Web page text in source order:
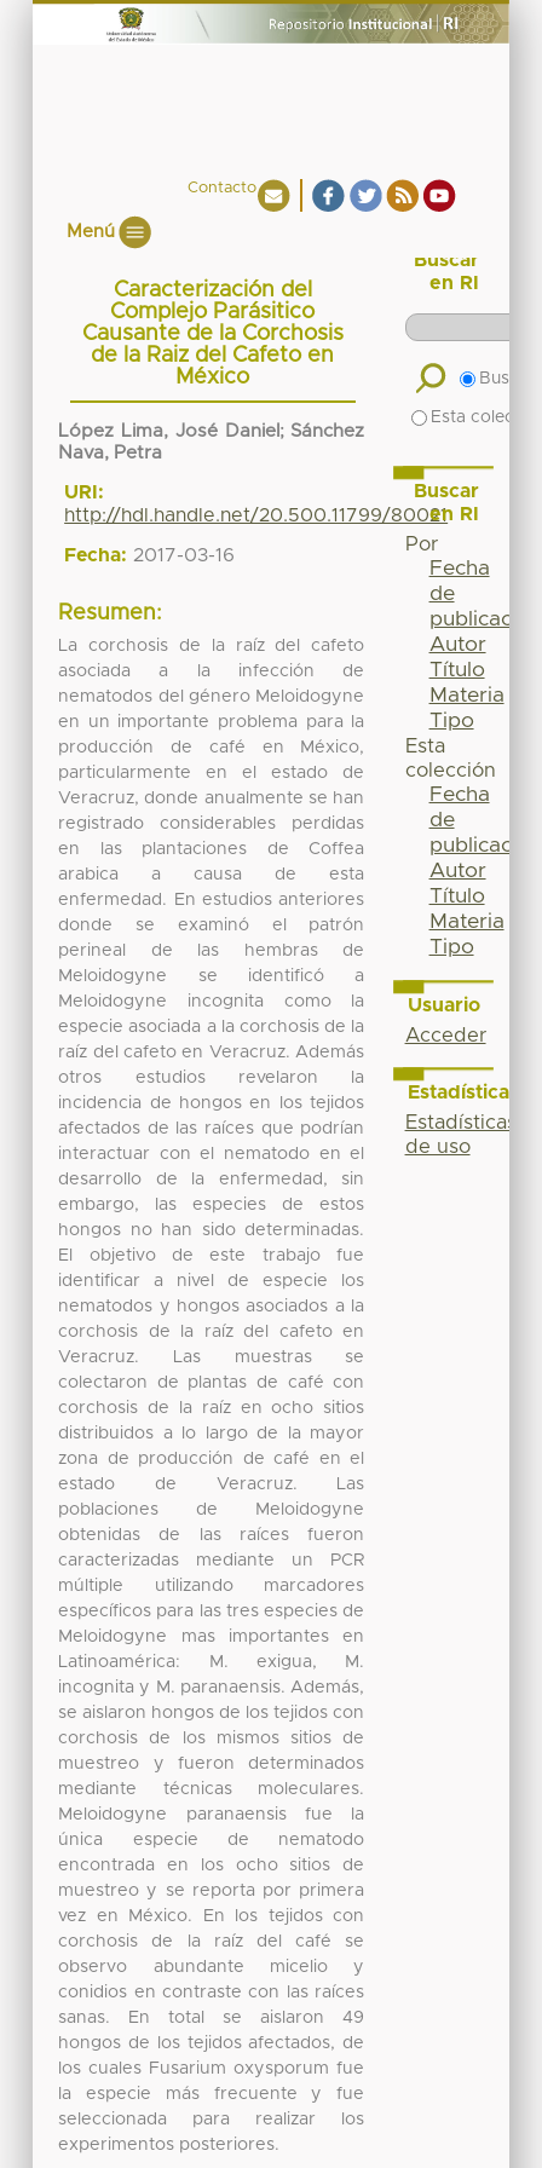
Contacto
Menú
Caracterización del
Complejo Parásitico
Causante de la Corchosis
de la Raiz del Cafeto en
México
López Lima, José Daniel ; Sánchez
Nava, Petra
URI:
http://hdl.handle.net/20.500.11799/80021
Fecha: 2017-03-16
Resumen:
La corchosis de la raíz del cafeto
asociada a la infección de
nematodos del género Meloidogyne
en un importante problema para la
producción de café en México,
particularmente en el estado de
Veracruz, donde anualmente se han
registrado considerables perdidas
en las plantaciones de Coffea
arabica a causa de esta
enfermedad. En estudios anteriores
donde se examinó el patrón
perineal de las hembras de
Meloidogyne se identificó a
Meloidogyne incognita como la
especie asociada a la corchosis de la
raíz del cafeto en Veracruz. Además
otros estudios revelaron la
incidencia de hongos en los tejidos
afectados de las raíces que podrían
interactuar con el nematodo en el
desarrollo de la enfermedad, sin
embargo, las especies de estos
hongos no han sido determinadas.
El objetivo de este trabajo fue
identificar a nivel de especie los
nematodos y hongos asociados a la
corchosis de la raíz del cafeto en
Veracruz. Las muestras se
colectaron de plantas de café con
corchosis de la raíz en ocho sitios
distribuidos a lo largo de la mayor
zona de producción de café en el
estado de Veracruz. Las
poblaciones de Meloidogyne
obtenidas de las raíces fueron
caracterizadas mediante un PCR
múltiple utilizando marcadores
específicos para las tres especies de
Meloidogyne mas importantes en
Latinoamérica: M. exigua, M.
incognita y M. paranaensis. Además,
se aislaron hongos de los tejidos con
corchosis de los mismos sitios de
muestreo y fueron determinados
mediante técnicas moleculares.
Meloidogyne paranaensis fue la
única especie de nematodo
encontrada en los ocho sitios de
muestreo y se reporta por primera
vez en México. En los tejidos con
corchosis de la raíz del café se
observo abundante micelio y
conidios en contraste con las raíces
sanas. En total se aislaron 49
hongos de los tejidos afectados, de
los cuales Fusarium oxysporum fue
la especie más frecuente y fue
seleccionada para realizar los
experimentos posteriores.
Buscar
en RI
Buscar
Esta
Buscar
en RI
Por
Fecha
de
publicación
Autor
Título
Materia
Tipo
Esta
colección
Fecha
de
publicación
Autor
Título
Materia
Tipo
Usuario
Acceder
Estadísticas
Estadísticas
de uso